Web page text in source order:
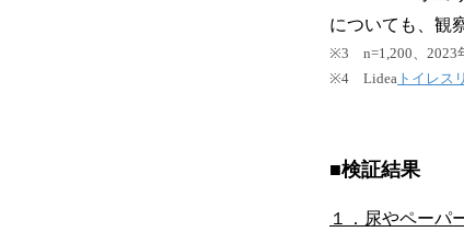
についても、観
※3 n=1,200、2023
※4 Lidea トイレス
■検証結果
１．尿やペーパ